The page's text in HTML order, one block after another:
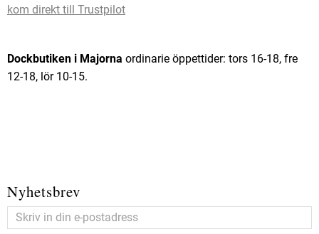
kom direkt till Trustpilot
Dockbutiken i Majorna ordinarie öppettider: tors 16-18, fre
12-18, lör 10-15.
Nyhetsbrev